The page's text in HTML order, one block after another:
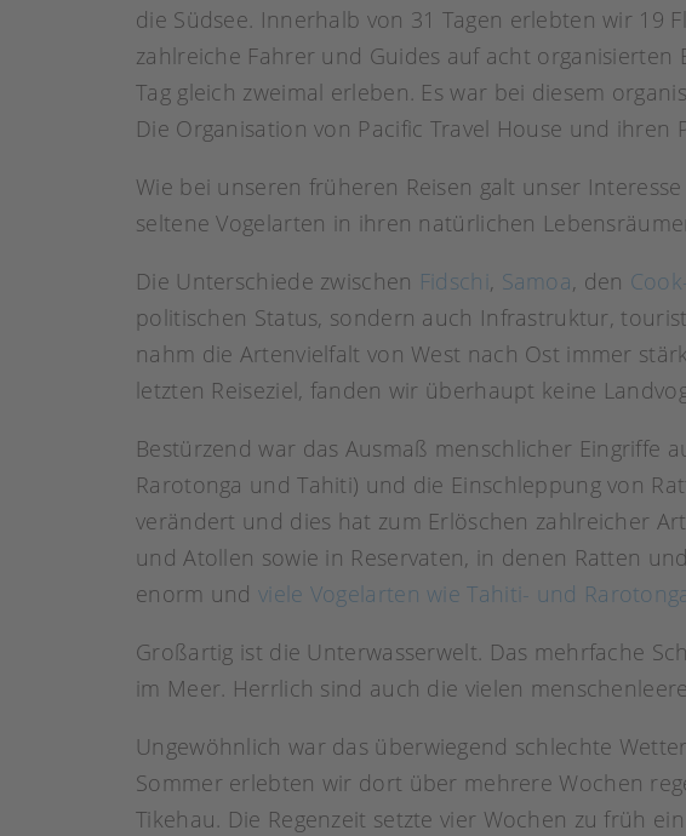
die Südsee. Innerhalb von 31 Tagen erlebten wir 19
zahlreiche Fahrer und Guides auf acht
Tag gleich zweimal erleben. Es war bei diesem
Die Organisation von Pacific Travel House und
Wie bei unseren früheren Reisen galt unser
seltene Vogelarten in ihren natürlichen
Die Unterschiede zwischen Fidschi , Samoa, den
politischen Status, sondern auch Infrastruktur,
nahm die Artenvielfalt von West nach Ost immer
letzten Reiseziel, fanden wir überhaupt keine
Bestürzend war das Ausmaß menschlicher Eingriffe
Rarotonga und Tahiti) und die Einschleppung von
verändert und dies hat zum Erlöschen zahlreicher
und Atollen sowie in Reservaten, in denen Ratten
enorm undviele Vogelarten wie Tahiti- und
Großartig ist die Unterwasserwelt. Das mehrfache
im Meer. Herrlich sind auch die vielen
Ungewöhnlich war das überwiegend schlechte
Sommer erlebten wir dort über mehrere Wochen
Tikehau. Die Regenzeit setzte vier Wochen zu früh